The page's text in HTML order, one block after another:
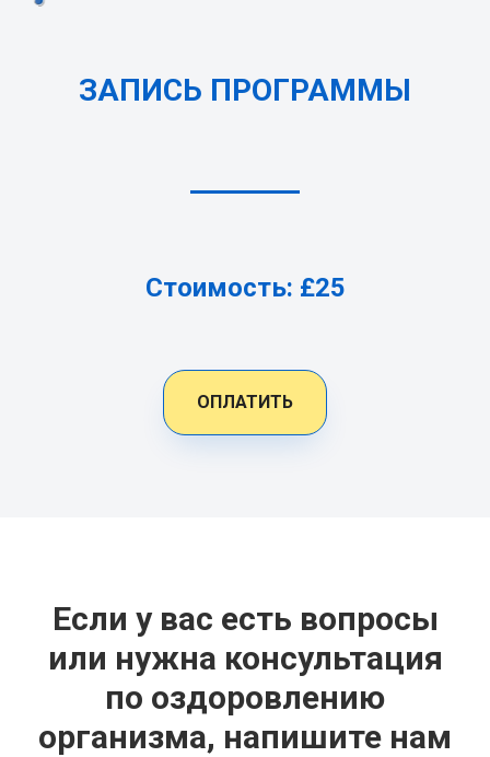
ЗАПИСЬ ПРОГРАММЫ
Стоимость: £25
ОПЛАТИТЬ
Если у вас есть вопросы
или нужна консультация
по оздоровлению
организма, напишите нам